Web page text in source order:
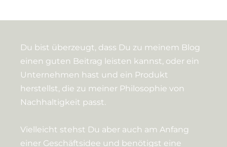
Du bist überzeugt, dass Du zu meinem Blog
einen guten Beitrag leisten kannst, oder ein
Unternehmen hast und ein Produkt
herstellst, die zu meiner Philosophie von
Nachhaltigkeit passt.
Vielleicht stehst Du aber auch am Anfang
einer Geschäftsidee und benötigst eine